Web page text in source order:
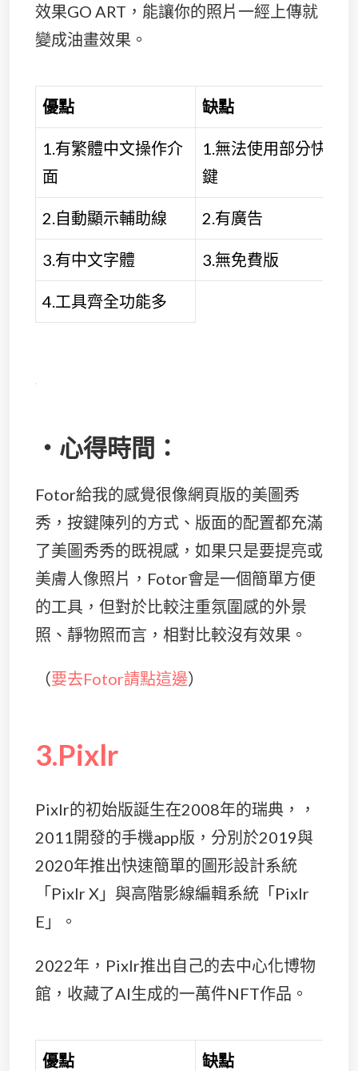
效果GO ART，能讓你的照片一經上傳就
變成油畫效果。
優點 缺點
1.有繁體中文操作介
面
1.無法使用部分快捷
鍵
2.自動顯示輔助線 2.有廣告
3.有中文字體 3.無免費版
4.工具齊全功能多
・心得時間：
Fotor給我的感覺很像網頁版的美圖秀
秀，按鍵陳列的方式、版面的配置都充滿
了美圖秀秀的既視感，如果只是要提亮或
美膚人像照片，Fotor會是一個簡單方便
的工具，但對於比較注重氛圍感的外景
照、靜物照而言，相對比較沒有效果。
（要去Fotor請點這邊）
3.Pixlr
Pixlr的初始版誕生在2008年的瑞典，，
2011開發的手機app版，分別於2019與
2020年推出快速簡單的圖形設計系統
「Pixlr X」與高階影線編輯系統「Pixlr
E」。
2022年，Pixlr推出自己的去中心化博物
館，收藏了AI生成的一萬件NFT作品。
優點 缺點